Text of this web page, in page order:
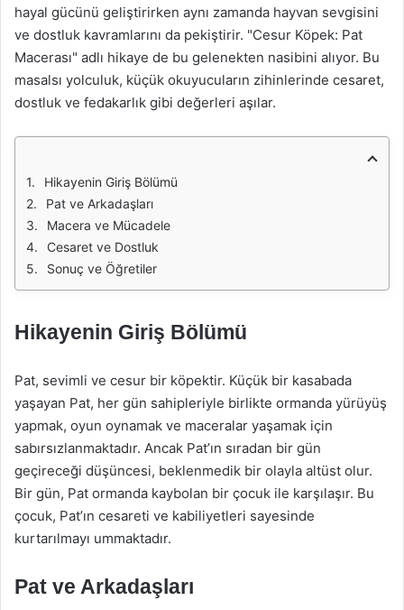
hayal gücünü geliştirirken aynı zamanda hayvan sevgisini
ve dostluk kavramlarını da pekiştirir. "Cesur Köpek: Pat
Macerası" adlı hikaye de bu gelenekten nasibini alıyor. Bu
masalsı yolculuk, küçük okuyucuların zihinlerinde cesaret,
dostluk ve fedakarlık gibi değerleri aşılar.
Hikayenin Giriş Bölümü
Pat ve Arkadaşları
Macera ve Mücadele
Cesaret ve Dostluk
Sonuç ve Öğretiler
Hikayenin Giriş Bölümü
Pat, sevimli ve cesur bir köpektir. Küçük bir kasabada
yaşayan Pat, her gün sahipleriyle birlikte ormanda yürüyüş
yapmak, oyun oynamak ve maceralar yaşamak için
sabırsızlanmaktadır. Ancak Pat’ın sıradan bir gün
geçireceği düşüncesi, beklenmedik bir olayla altüst olur.
Bir gün, Pat ormanda kaybolan bir çocuk ile karşılaşır. Bu
çocuk, Pat’ın cesareti ve kabiliyetleri sayesinde
kurtarılmayı ummaktadır.
Pat ve Arkadaşları